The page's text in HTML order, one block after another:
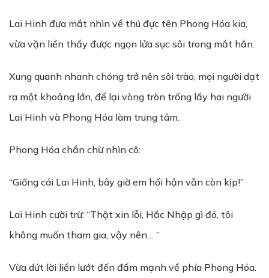
Lai Hinh đưa mắt nhìn về thú đực tên Phong Hóa kia,
vừa vặn liền thấy được ngọn lửa sục sôi trong mắt hắn.
Xung quanh nhanh chóng trở nên sôi trào, mọi người dạt
ra một khoảng lớn, để lại vòng tròn trống lấy hai người
Lai Hinh và Phong Hóa làm trung tâm.
Phong Hóa chần chừ nhìn cô:
“Giống cái Lai Hinh, bây giờ em hối hận vẫn còn kịp!”
Lai Hinh cười trừ: “Thật xin lỗi, Hắc Nhập gì đó, tôi
không muốn tham gia, vậy nên… ”
Vừa dứt lời liền lướt đến đấm mạnh về phía Phong Hóa.